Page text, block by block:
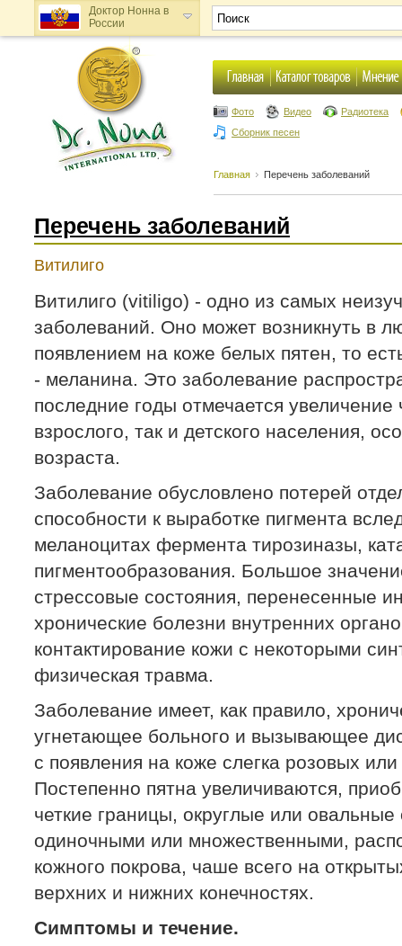
Доктор Нонна в
России
Доктор Нонна в
Украине
Фото Видео
Радиотека
Сборник песен
Главная Перечень заболеваний
Перечень заболеваний
Витилиго
Витилиго (vitiligo) - одно из самых
заболеваний. Оно может возникнуть в
появлением на коже белых пятен, то
- меланина. Это заболевание
последние годы отмечается
взрослого, так и детского населения,
возраста.
Заболевание обусловлено потерей
способности к выработке пигмента
меланоцитах фермента тирозиназы,
пигментообразования. Большое
стрессовые состояния, перенесенные
хронические болезни внутренних
контактирование кожи с некоторыми
физическая травма.
Заболевание имеет, как правило,
угнетающее больного и вызывающее
с появления на коже слегка розовых
Постепенно пятна увеличиваются,
четкие границы, округлые или
одиночными или множественными,
кожного покрова, чаше всего на
верхних и нижних конечностях.
Симптомы и течение.